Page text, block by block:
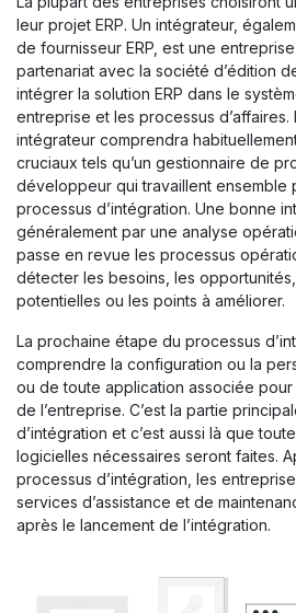
leur projet ERP. Un intégrateur,
de fournisseur ERP, est une
partenariat avec la société d’édition
intégrer la solution ERP dans le
entreprise et les processus d’affaires.
intégrateur comprendra
cruciaux tels qu’un gestionnaire de
développeur qui travaillent ensemble
processus d’intégration. Une bonne
généralement par une analyse
passe en revue les processus
détecter les besoins, les
potentielles ou les points à améliorer.
La prochaine étape du processus
comprendre la configuration ou la
ou de toute application associée
de l’entreprise. C’est la partie
d’intégration et c’est aussi là que
logicielles nécessaires seront faites.
processus d’intégration, les
services d’assistance et de
après le lancement de l’intégration.